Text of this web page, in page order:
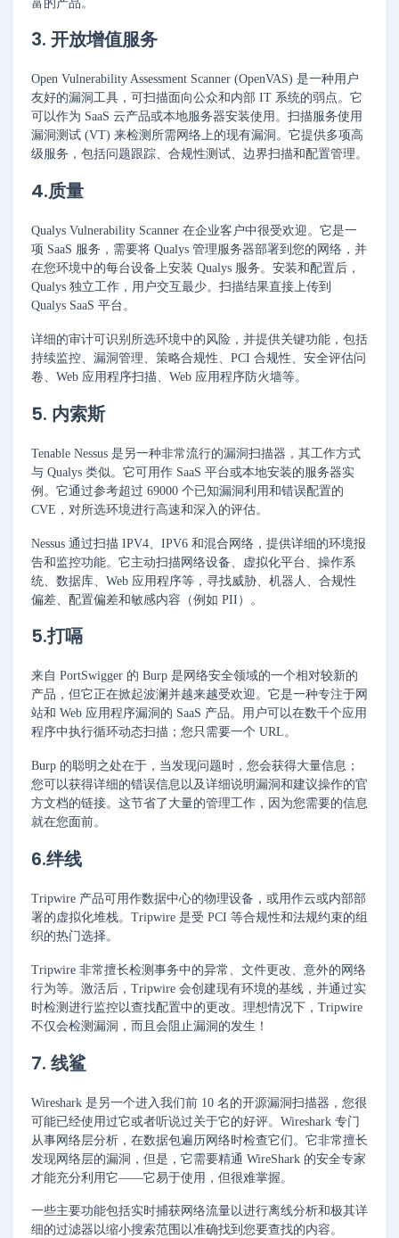
富的产品。
3. 开放增值服务
Open Vulnerability Assessment Scanner (OpenVAS) 是一种用户
友好的漏洞工具，可扫描面向公众和内部 IT 系统的弱点。它
可以作为 SaaS 云产品或本地服务器安装使用。扫描服务使用
漏洞测试 (VT) 来检测所需网络上的现有漏洞。它提供多项高
级服务，包括问题跟踪、合规性测试、边界扫描和配置管理。
4.质量
Qualys Vulnerability Scanner 在企业客户中很受欢迎。它是一
项 SaaS 服务，需要将 Qualys 管理服务器部署到您的网络，并
在您环境中的每台设备上安装 Qualys 服务。安装和配置后，
Qualys 独立工作，用户交互最少。扫描结果直接上传到
Qualys SaaS 平台。
详细的审计可识别所选环境中的风险，并提供关键功能，包括
持续监控、漏洞管理、策略合规性、PCI 合规性、安全评估问
卷、Web 应用程序扫描、Web 应用程序防火墙等。
5. 内索斯
Tenable Nessus 是另一种非常流行的漏洞扫描器，其工作方式
与 Qualys 类似。它可用作 SaaS 平台或本地安装的服务器实
例。它通过参考超过 69000 个已知漏洞利用和错误配置的
CVE，对所选环境进行高速和深入的评估。
Nessus 通过扫描 IPV4、IPV6 和混合网络，提供详细的环境报
告和监控功能。它主动扫描网络设备、虚拟化平台、操作系
统、数据库、Web 应用程序等，寻找威胁、机器人、合规性
偏差、配置偏差和敏感内容（例如 PII）。
5.打嗝
来自 PortSwigger 的 Burp 是网络安全领域的一个相对较新的
产品，但它正在掀起波澜并越来越受欢迎。它是一种专注于网
站和 Web 应用程序漏洞的 SaaS 产品。用户可以在数千个应用
程序中执行循环动态扫描；您只需要一个 URL。
Burp 的聪明之处在于，当发现问题时，您会获得大量信息；
您可以获得详细的错误信息以及详细说明漏洞和建议操作的官
方文档的链接。这节省了大量的管理工作，因为您需要的信息
就在您面前。
6.绊线
Tripwire 产品可用作数据中心的物理设备，或用作云或内部部
署的虚拟化堆栈。Tripwire 是受 PCI 等合规性和法规约束的组
织的热门选择。
Tripwire 非常擅长检测事务中的异常、文件更改、意外的网络
行为等。激活后，Tripwire 会创建现有环境的基线，并通过实
时检测进行监控以查找配置中的更改。理想情况下，Tripwire
不仅会检测漏洞，而且会阻止漏洞的发生！
7. 线鲨
Wireshark 是另一个进入我们前 10 名的开源漏洞扫描器，您很
可能已经使用过它或者听说过关于它的好评。Wireshark 专门
从事网络层分析，在数据包遍历网络时检查它们。它非常擅长
发现网络层的漏洞，但是，它需要精通 WireShark 的安全专家
才能充分利用它——它易于使用，但很难掌握。
一些主要功能包括实时捕获网络流量以进行离线分析和极其详
细的过滤器以缩小搜索范围以准确找到您要查找的内容。